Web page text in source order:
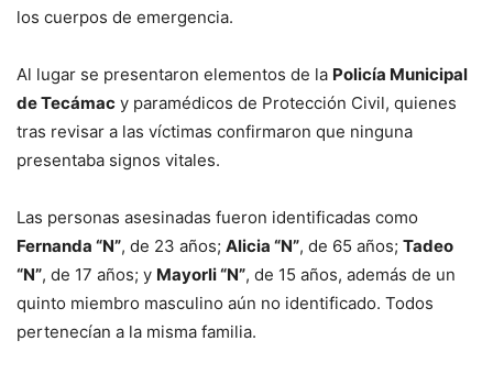
los cuerpos de emergencia.
Al lugar se presentaron elementos de la Policía Municipal
de Tecámac y paramédicos de Protección Civil, quienes
tras revisar a las víctimas confirmaron que ninguna
presentaba signos vitales.
Las personas asesinadas fueron identificadas como
Fernanda “N”, de 23 años; Alicia “N”, de 65 años; Tadeo
“N”, de 17 años; y Mayorli “N”, de 15 años, además de un
quinto miembro masculino aún no identificado. Todos
pertenecían a la misma familia.